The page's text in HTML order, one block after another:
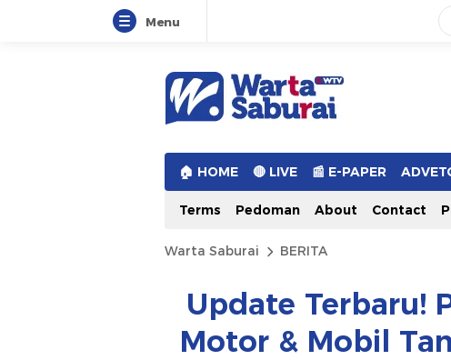
Menu
Warta Saburai
Sumber Informasi Terkini
🏠︎ HOME 🔴 LIVE 📰 E-PAPER
Terms Pedoman About Contact
Warta Saburai BERITA
Update Terbaru!
Motor & Mobil